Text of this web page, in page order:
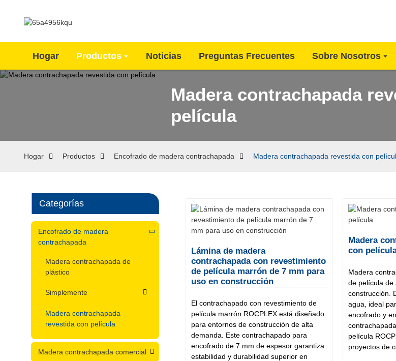
Hogar Productos Noticias Preguntas Frecuentes Sobre Nosotros
Madera contrachapada
película
Hogar Productos Encofrado de madera contrachapada Madera contrachapada revestida con
Categorías
Encofrado de madera
contrachapada
Madera contrachapada de
plástico
Simplemente
Madera contrachapada
revestida con película
Madera contrachapada comercial
Lámina de madera
contrachapada con revestimiento
de película marrón de 7 mm para
uso en construcción
El contrachapado con revestimiento de
película marrón ROCPLEX está diseñado
para entornos de construcción de alta
demanda. Este contrachapado para
encofrado de 7 mm de espesor garantiza
estabilidad y durabilidad superior en
Madera
con
Madera
de película de
construcción.
agua, ideal
encofrado y
película
proyectos de